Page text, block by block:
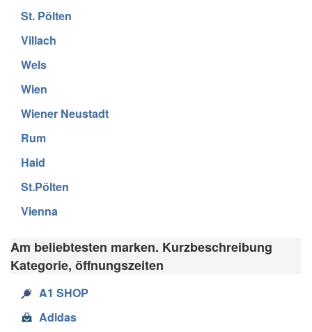
St. Pölten
Villach
Wels
Wien
Wiener Neustadt
Rum
Haid
St.Pölten
Vienna
Am beliebtesten marken. Kurzbeschreibung
Kategorie, öffnungszeiten
A1 SHOP
Adidas